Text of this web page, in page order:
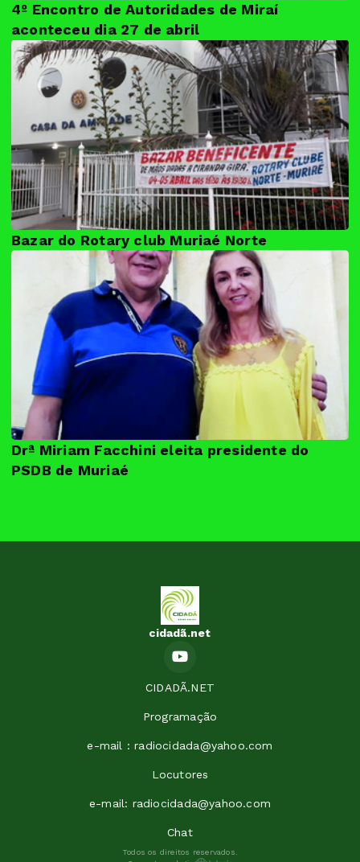
4º Encontro de Autoridades de Miraí
aconteceu dia 27 de abril
Bazar do Rotary club Muriaé Norte
Drª Miriam Facchini eleita presidente do
PSDB de Muriaé
cidadã.net
CIDADÃ.NET
Programação
e-mail : radiocidada@yahoo.com
Locutores
e-mail: radiocidada@yahoo.com
Chat
Todos os direitos reservados.